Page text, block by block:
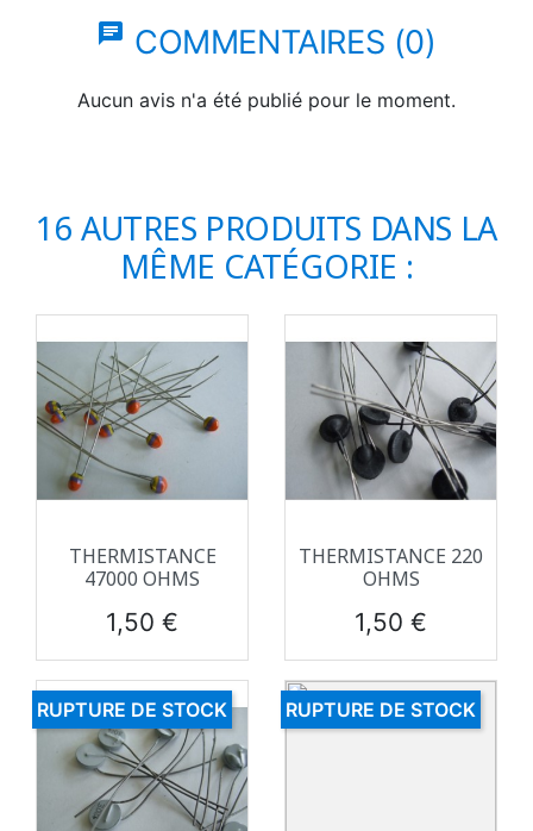
chat COMMENTAIRES (0)
Aucun avis n'a été publié pour le moment.
16 AUTRES PRODUITS DANS LA
MÊME CATÉGORIE :
THERMISTANCE
47000 OHMS
Prix
1,50 €
THERMISTANCE 220
OHMS
Prix
1,50 €
RUPTURE DE STOCK RUPTURE DE STOCK